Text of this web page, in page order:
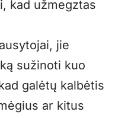
kad užmegztas
jie
sužinoti kuo
galėtų kalbėtis
ar kitus